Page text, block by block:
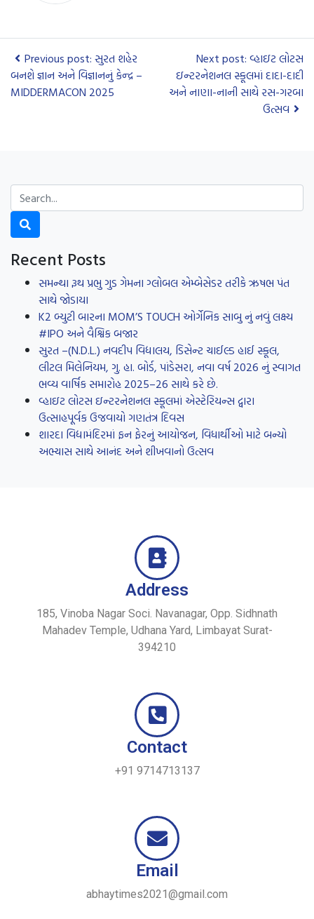
Previous post: સુરત શહેર
બનશે જ્ઞાન અને વિજ્ઞાનનું કેન્દ્ર –
MIDDERMACON 2025
Next post: વ્હાઇટ લોટસ
ઇન્ટરનેશનલ સ્કૂલમાં દાદા-દાદી
અને નાણા-નાની સાથે રસ-ગરબા
ઉત્સવ
Recent Posts
સમન્થા રૂથ પ્રભુ ગુડ ગેમના ગ્લોબલ એમ્બેસેડર તરીકે ઋષભ પંત
સાથે જોડાયા
K2 બ્યુટી બારના MOM’S TOUCH ઓર્ગેનિક સાબુ નું નવું લક્ષ્ય
#IPO અને વૈશ્વિક બજાર
સુરત –(N.D.L.) નવદીપ વિદ્યાલય, ડિસેન્ટ ચાઈલ્ડ હાઈ સ્કૂલ,
લીટલ મિલેનિયમ, ગુ. હા. બોર્ડ, પાંડેસરા, નવા વર્ષ 2026 નું સ્વાગત
ભવ્ય વાર્ષિક સમારોહ 2025–26 સાથે કરે છે.
વ્હાઇટ લોટસ ઇન્ટરનેશનલ સ્કૂલમાં એસ્ટેરિયન્સ દ્વારા
ઉત્સાહપૂર્વક ઉજવાયો ગણતંત્ર દિવસ
શારદા વિદ્યામંદિરમાં ફન ફેરનું આયોજન, વિધાર્થીઓ માટે બન્યો
અભ્યાસ સાથે આનંદ અને શીખવાનો ઉત્સવ
Address
185, Vinoba Nagar Soci. Navanagar, Opp. Sidhnath
Mahadev Temple, Udhana Yard, Limbayat Surat-
394210
Contact
+91 9714713137
Email
abhaytimes2021@gmail.com